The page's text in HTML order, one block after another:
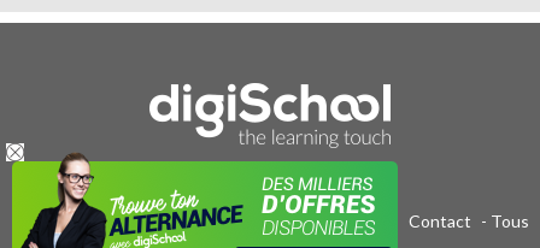
Publicité sur le réseau digiSchool - C.G.U/C.G.V Contact - Tous
droits réservés 2011-2020